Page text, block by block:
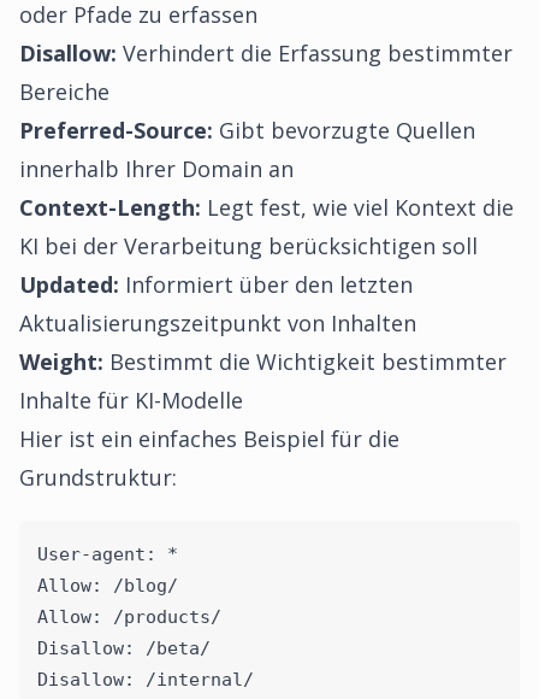
oder Pfade zu erfassen
Disallow: Verhindert die Erfassung bestimmter
Bereiche
Preferred-Source: Gibt bevorzugte Quellen
innerhalb Ihrer Domain an
Context-Length: Legt fest, wie viel Kontext die
KI bei der Verarbeitung berücksichtigen soll
Updated: Informiert über den letzten
Aktualisierungszeitpunkt von Inhalten
Weight: Bestimmt die Wichtigkeit bestimmter
Inhalte für KI-Modelle
Hier ist ein einfaches Beispiel für die
Grundstruktur:
User-agent: *
Allow: /blog/
Allow: /products/
Disallow: /beta/
Disallow: /internal/